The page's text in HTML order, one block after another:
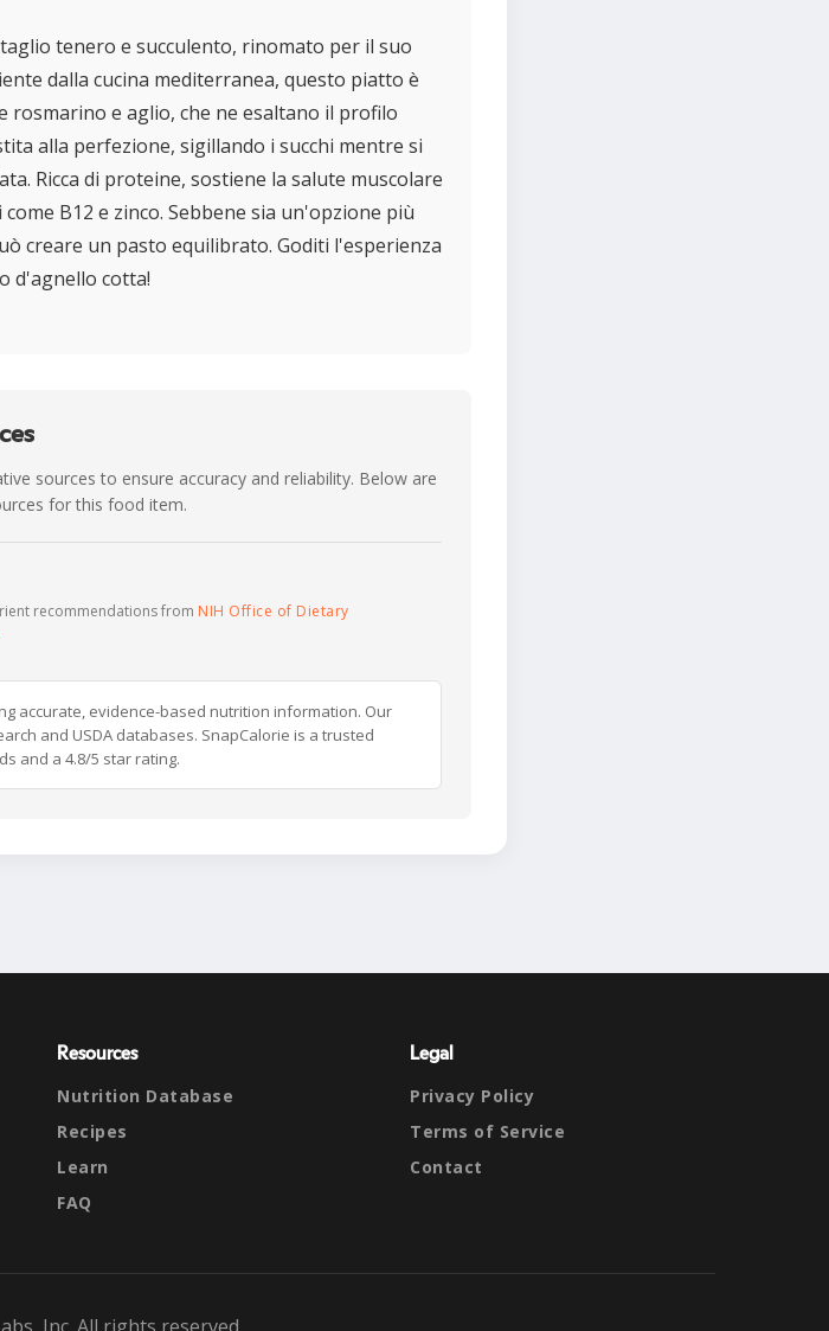
tenero e succulento, rinomato per il suo
dalla cucina mediterranea, questo piatto è
rosmarino e aglio, che ne esaltano il profilo
alla perfezione, sigillando i succhi mentre si
Ricca di proteine, sostiene la salute muscolare
B12 e zinco. Sebbene sia un'opzione più
creare un pasto equilibrato. Goditi l'esperienza
d'agnello cotta!
sources to ensure accuracy and reliability. Below are
for this food item.
recommendations from NIH Office of Dietary
accurate, evidence-based nutrition information. Our
and USDA databases. SnapCalorie is a trusted
and a 4.8/5 star rating.
Resources
Nutrition Database
Recipes
Learn
FAQ
Legal
Privacy Policy
Terms of Service
Contact